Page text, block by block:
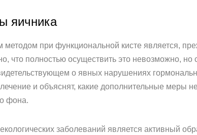
яичника
при функциональной кисте является,
что полностью осуществить это невозможно,
о явных нарушениях
и объяснят, какие дополнительные меры
фона.
заболеваний является активный